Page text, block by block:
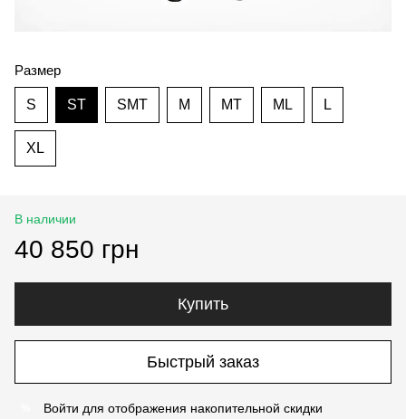
Размер
S ST SMT M MT ML L
XL
В наличии
40 850 грн
Купить
Быстрый заказ
Войти для отображения накопительной скидки